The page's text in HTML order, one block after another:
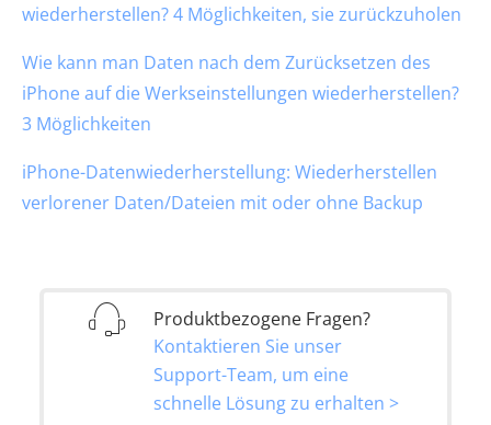
wiederherstellen? 4 Möglichkeiten, sie zurückzuholen
Wie kann man Daten nach dem Zurücksetzen des
iPhone auf die Werkseinstellungen wiederherstellen?
3 Möglichkeiten
iPhone-Datenwiederherstellung: Wiederherstellen
verlorener Daten/Dateien mit oder ohne Backup
Produktbezogene Fragen?
Kontaktieren Sie unser
Support-Team, um eine
schnelle Lösung zu erhalten >